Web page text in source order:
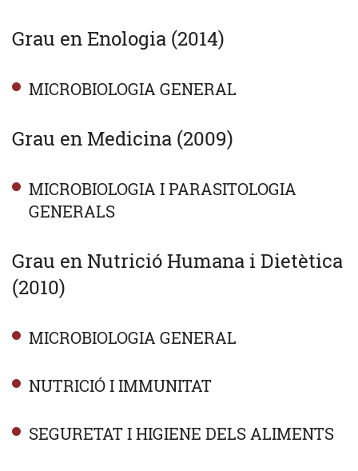
Grau en Enologia (2014)
MICROBIOLOGIA GENERAL
Grau en Medicina (2009)
MICROBIOLOGIA I PARASITOLOGIA
GENERALS
Grau en Nutrició Humana i Dietètica
(2010)
MICROBIOLOGIA GENERAL
NUTRICIÓ I IMMUNITAT
SEGURETAT I HIGIENE DELS ALIMENTS